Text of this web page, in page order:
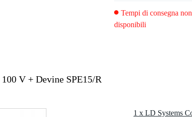
Tempi di consegna non
disponibili
V + Devine SPE15/R